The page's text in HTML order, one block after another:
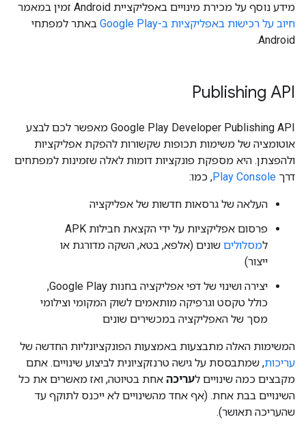
מידע נוסף על מכירת מינויים באפליקציית Android זמין במאמר
חיוב על רכישות באפליקציות ב-Google Play
באתר למפתחי
Android.
Publishing API
‫Google Play Developer Publishing API מאפשר לכם לבצע
אוטומציה של משימות תכופות שקשורות להפקת אפליקציות
ולהפצתן. היא מספקת פונקציות דומות לאלה שזמינות למפתחים
דרך Play Console, כמו:
העלאה של גרסאות חדשות של אפליקציה
פרסום אפליקציות על ידי הקצאת חבילות APK
למסלולים שונים (אלפא, בטא, השקה מדורגת או
ייצור)
יצירה ושינוי של דפי אפליקציה בחנות Google Play,
כולל טקסט וגרפיקה מותאמים לשוק המקומי וצילומי
מסך של האפליקציה במכשירים שונים
המשימות האלה מתבצעות באמצעות הפונקציונליות החדשה של
עריכות, שמתבססת על גישה טרנזקציונית לביצוע שינויים. אתם
מקבצים כמה שינויים לעריכה אחת בטיוטה, ואז מאשרים את כל
השינויים בבת אחת. (אף אחד מהשינויים לא ייכנס לתוקף עד
שהעריכה תאושר).